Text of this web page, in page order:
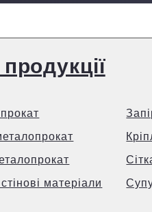
та мінімізують кількість
вигляд, підвищує
може використовуватись в
чистих матеріалів, які не
формою гофра з
та вертикального монтажу.
матеріали